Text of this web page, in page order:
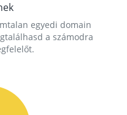
egyedi domain
a számodra